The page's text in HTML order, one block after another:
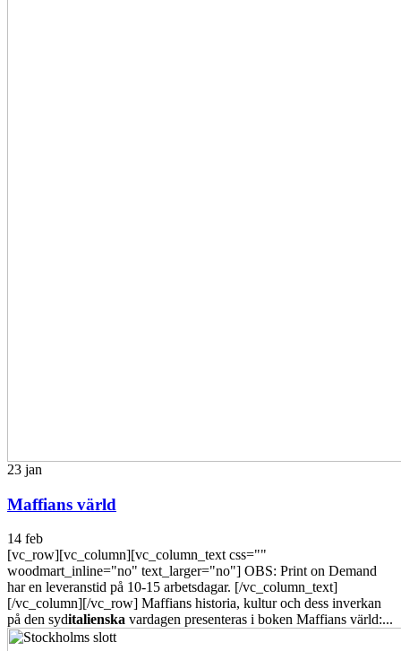
23 jan
Maffians värld
14 feb
[vc_row][vc_column][vc_column_text css=""
woodmart_inline="no" text_larger="no"] OBS: Print on Demand
har en leveranstid på 10-15 arbetsdagar. [/vc_column_text]
[/vc_column][/vc_row] Maffians historia, kultur och dess inverkan
på den syditalienska vardagen presenteras i boken Maffians värld:...